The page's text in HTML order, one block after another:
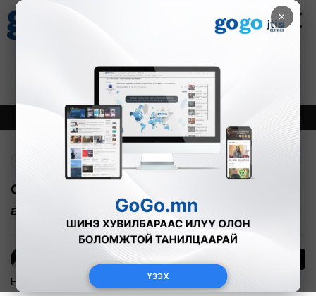
×
ҮЗЭХ
Зурхай
8.08
Онцлох Шинэ
Согтуугаар мотоцикл жолоодон амиа
алджээ
Нийгэм 2025-06-29